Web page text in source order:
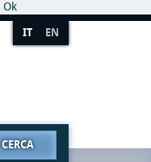
Ok
IT EN
CERCA